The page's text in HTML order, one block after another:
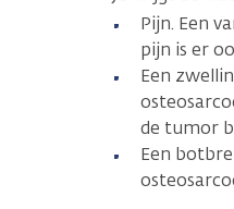
Pijn. Een
pijn is er
Een
de tumor
Een